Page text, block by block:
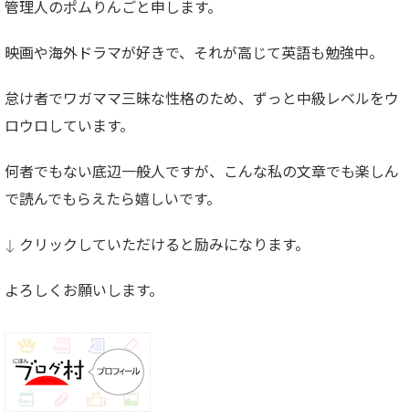
管理人のポムりんごと申します。
映画や海外ドラマが好きで、それが高じて英語も勉強中。
怠け者でワガママ三昧な性格のため、ずっと中級レベルをウ
ロウロしています。
何者でもない底辺一般人ですが、こんな私の文章でも楽しん
で読んでもらえたら嬉しいです。
↓ クリックしていただけると励みになります。
よろしくお願いします。